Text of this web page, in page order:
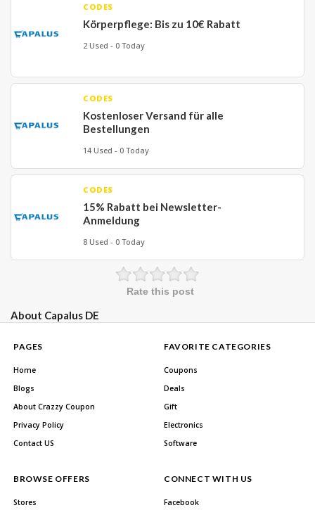
CODES
Körperpflege: Bis zu 10€ Rabatt
2 Used - 0 Today
CODES
Kostenloser Versand für alle
Bestellungen
14 Used - 0 Today
CODES
15% Rabatt bei Newsletter-
Anmeldung
8 Used - 0 Today
Rate this post
About Capalus DE
PAGES
Home
Blogs
About Crazzy Coupon
Privacy Policy
Contact US
FAVORITE CATEGORIES
Coupons
Deals
Gift
Electronics
Software
BROWSE OFFERS
Stores
CONNECT WITH US
Facebook